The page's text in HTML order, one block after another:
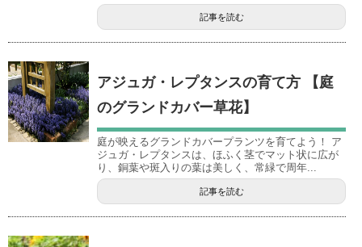
記事を読む
アジュガ・レプタンスの育て方 【庭
のグランドカバー草花】
庭が映えるグランドカバープランツを育てよう！ ア
ジュガ・レプタンスは、ほふく茎でマット状に広が
り、銅葉や斑入りの葉は美しく、常緑で周年...
記事を読む